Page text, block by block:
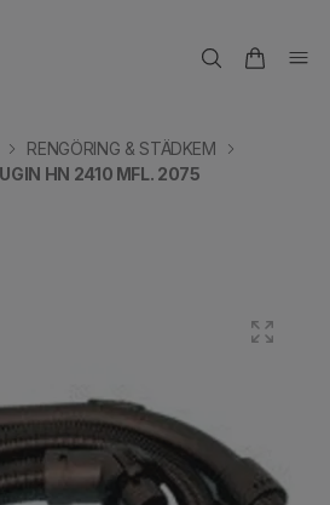
RENGÖRING & STÄDKEM
HN 2410 MFL. 2075